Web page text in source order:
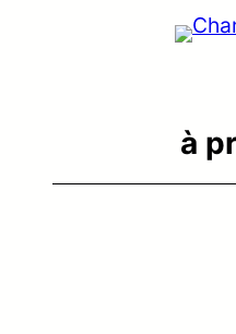
à